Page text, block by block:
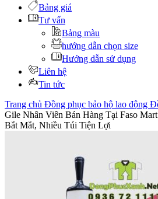
Bảng giá
Tư vấn
Bảng màu
hướng dẫn chọn size
Hướng dẫn sử dụng
Liên hệ
Tin tức
Trang chủ Đồng phục bảo hộ lao động
Gile Nhân Viên Bán Hàng Tại Faso
Bắt Mắt, Nhiều Túi Tiện Lợi